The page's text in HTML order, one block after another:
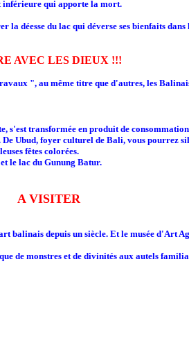
inférieure qui apporte la mort.
du lac qui déverse ses bienfaits dans
AVEC LES DIEUX !!!
", au même titre que d'autres, les
transformée en produit de
Ubud, foyer culturel de Bali, vous
fêtes colorées.
le lac du Gunung Batur.
A VISITER
balinais depuis un siècle. Et le musée d'Art
de monstres et de divinités aux autels